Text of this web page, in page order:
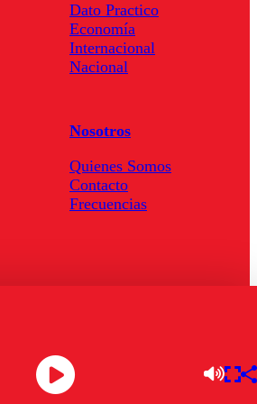
Dato Practico
Economía
Internacional
Nacional
Nosotros
Quienes Somos
Contacto
Frecuencias